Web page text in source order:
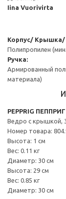
Iina Vuorivirta
Корпус/ Крышка/
Полипропилен
Ручка:
Армированный
материала)
PEPPRIG ПЕППРИГ
Ведро с крышкой,
Номер товара:
Высота: 1 см
Вес: 0.11 кг
Диаметр: 30 см
Высота: 29 см
Вес: 0.85 кг
Диаметр: 30 см